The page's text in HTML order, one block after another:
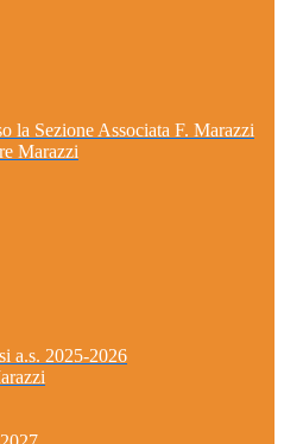
la Sezione Associata F. Marazzi
Marazzi
a.s. 2025-2026